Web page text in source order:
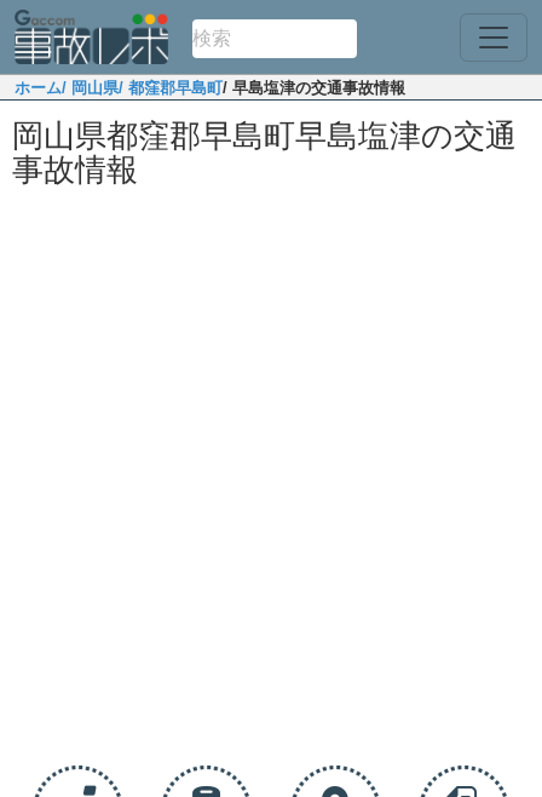
ホーム/ 岡山県/ 都窪郡早島町/ 早島塩津の交通事故情報
岡山県都窪郡早島町早島塩津の交通
事故情報